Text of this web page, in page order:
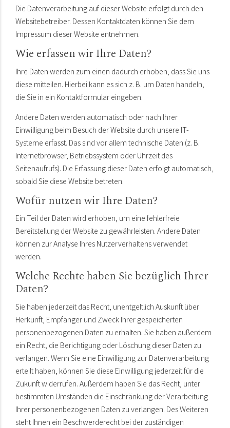
Die Datenverarbeitung auf dieser Website erfolgt durch den
Websitebetreiber. Dessen Kontaktdaten können Sie dem
Impressum dieser Website entnehmen.
Wie erfassen wir Ihre Daten?
Ihre Daten werden zum einen dadurch erhoben, dass Sie uns
diese mitteilen. Hierbei kann es sich z. B. um Daten handeln,
die Sie in ein Kontaktformular eingeben.
Andere Daten werden automatisch oder nach Ihrer
Einwilligung beim Besuch der Website durch unsere IT-
Systeme erfasst. Das sind vor allem technische Daten (z. B.
Internetbrowser, Betriebssystem oder Uhrzeit des
Seitenaufrufs). Die Erfassung dieser Daten erfolgt automatisch,
sobald Sie diese Website betreten.
Wofür nutzen wir Ihre Daten?
Ein Teil der Daten wird erhoben, um eine fehlerfreie
Bereitstellung der Website zu gewährleisten. Andere Daten
können zur Analyse Ihres Nutzerverhaltens verwendet
werden.
Welche Rechte haben Sie bezüglich Ihrer
Daten?
Sie haben jederzeit das Recht, unentgeltlich Auskunft über
Herkunft, Empfänger und Zweck Ihrer gespeicherten
personenbezogenen Daten zu erhalten. Sie haben außerdem
ein Recht, die Berichtigung oder Löschung dieser Daten zu
verlangen. Wenn Sie eine Einwilligung zur Datenverarbeitung
erteilt haben, können Sie diese Einwilligung jederzeit für die
Zukunft widerrufen. Außerdem haben Sie das Recht, unter
bestimmten Umständen die Einschränkung der Verarbeitung
Ihrer personenbezogenen Daten zu verlangen. Des Weiteren
steht Ihnen ein Beschwerderecht bei der zuständigen